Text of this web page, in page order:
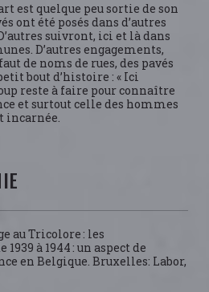
est quelque peu sortie de son
ont été posés dans d’autres
suivront, ici et là dans
D’autres engagements,
de noms de rues, des pavés
bout d’histoire : « Ici
reste à faire pour connaître
et surtout celle des hommes
incarnée.
au Tricolore : les
à 1944 : un aspect de
en Belgique. Bruxelles: Labor,